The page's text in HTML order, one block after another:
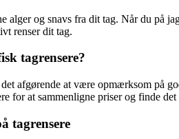
og snavs fra dit tag. Når du på
renser dit tag.
tagrensere?
afgørende at være opmærksom på
for at sammenligne priser og finde det
tagrensere